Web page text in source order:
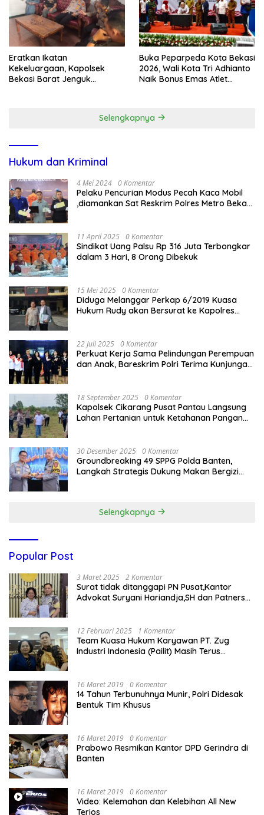
Eratkan Ikatan
Kekeluargaan, Kapolsek
Bekasi Barat Jenguk
Buka Peparpeda Kota Bekasi
2026, Wali Kota Tri Adhianto
Naik Bonus Emas Atlet
Selengkapnya
Hukum dan Kriminal
4 Mei 2024 0 Komentar
Pelaku Pencurian Modus Pecah Kaca Mobil
,diamankan Sat Reskrim Polres Metro Bekasi
11 April 2025 0 Komentar
Sindikat Uang Palsu Rp 316 Juta Terbongkar
dalam 3 Hari, 8 Orang Dibekuk
15 Mei 2025 0 Komentar
Diduga Melanggar Perkap 6/2019 Kuasa
Hukum Rudy akan Bersurat ke Kapolres
22 Juli 2025 0 Komentar
Perkuat Kerja Sama Pelindungan Perempuan
dan Anak, Bareskrim Polri Terima Kunjungan
18 September 2025 0 Komentar
Kapolsek Cikarang Pusat Pantau Langsung
Lahan Pertanian untuk Ketahanan Pangan
30 Desember 2025 0 Komentar
Groundbreaking 49 SPPG Polda Banten,
Langkah Strategis Dukung Makan Bergizi
Selengkapnya
Popular Post
3 Maret 2025 2 Komentar
Surat tidak ditanggapi PN Pusat,Kantor
Advokat Suryani Hariandja,SH dan Patners
12 Februari 2025 1 Komentar
Team Kuasa Hukum Karyawan PT. Zug
Industri Indonesia (Pailit) Masih Terus
16 Maret 2019 0 Komentar
14 Tahun Terbunuhnya Munir, Polri Didesak
Bentuk Tim Khusus
16 Maret 2019 0 Komentar
Prabowo Resmikan Kantor DPD Gerindra di
Banten
16 Maret 2019 0 Komentar
Video: Kelemahan dan Kelebihan All New
Terios